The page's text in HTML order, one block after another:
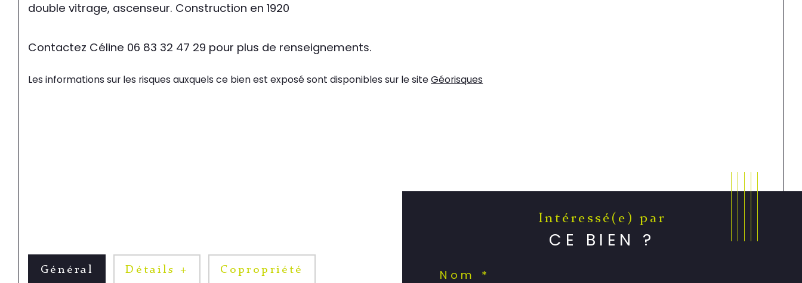
double vitrage, ascenseur. Construction en 1920
Contactez Céline 06 83 32 47 29 pour plus de renseignements.
Les informations sur les risques auxquels ce bien est exposé sont disponibles sur le site Géorisques
Général Détails + Copropriété
Intéressé(e) par
CE BIEN ?
Nom *